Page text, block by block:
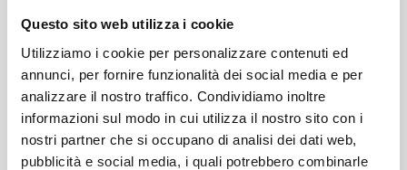
Questo sito web utilizza i cookie
Utilizziamo i cookie per personalizzare contenuti ed
annunci, per fornire funzionalità dei social media e per
analizzare il nostro traffico. Condividiamo inoltre
informazioni sul modo in cui utilizza il nostro sito con i
nostri partner che si occupano di analisi dei dati web,
pubblicità e social media, i quali potrebbero combinarle